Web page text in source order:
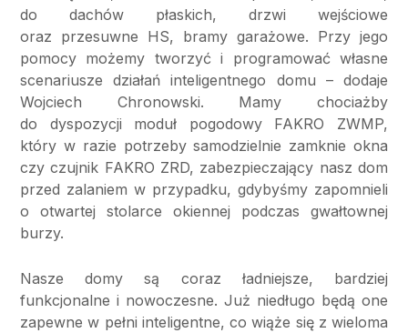
do dachów płaskich, drzwi wejściowe
oraz przesuwne HS, bramy garażowe. Przy jego
pomocy możemy tworzyć i programować własne
scenariusze działań inteligentnego domu – dodaje
Wojciech Chronowski. Mamy chociażby
do dyspozycji moduł pogodowy FAKRO ZWMP,
który w razie potrzeby samodzielnie zamknie okna
czy czujnik FAKRO ZRD, zabezpieczający nasz dom
przed zalaniem w przypadku, gdybyśmy zapomnieli
o otwartej stolarce okiennej podczas gwałtownej
burzy.
Nasze domy są coraz ładniejsze, bardziej
funkcjonalne i nowoczesne. Już niedługo będą one
zapewne w pełni inteligentne, co wiąże się z wieloma